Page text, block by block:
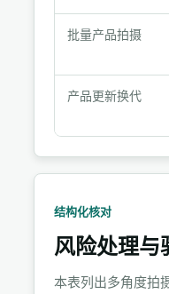
案
照
批量产品拍摄
产品更新换代
结构化核对
风险处理与
本表列出多角度拍